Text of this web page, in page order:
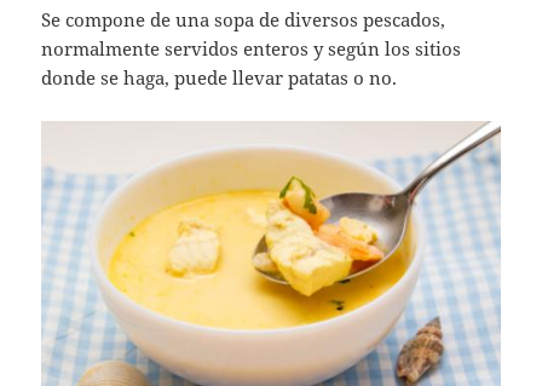
Se compone de una sopa de diversos pescados,
normalmente servidos enteros y según los sitios
donde se haga, puede llevar patatas o no.